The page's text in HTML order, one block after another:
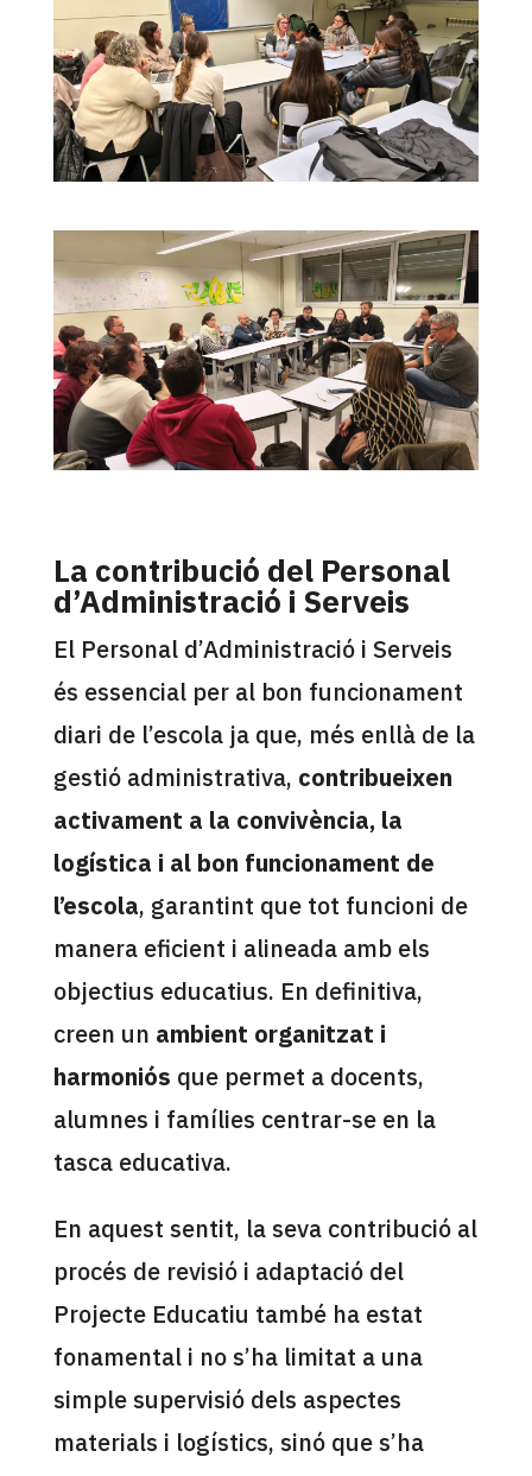
La contribució del Personal
d’Administració i Serveis
El Personal d’Administració i Serveis
és essencial per al bon funcionament
diari de l’escola ja que, més enllà de la
gestió administrativa, contribueixen
activament a la convivència, la
logística i al bon funcionament de
l’escola, garantint que tot funcioni de
manera eficient i alineada amb els
objectius educatius. En definitiva,
creen un ambient organitzat i
harmoniós que permet a docents,
alumnes i famílies centrar-se en la
tasca educativa.
En aquest sentit, la seva contribució al
procés de revisió i adaptació del
Projecte Educatiu també ha estat
fonamental i no s’ha limitat a una
simple supervisió dels aspectes
materials i logístics, sinó que s’ha